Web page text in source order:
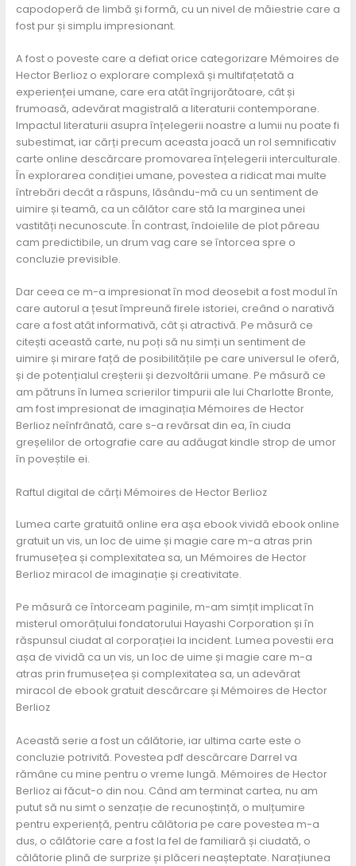
capodoperă de limbă și formă, cu un nivel de măiestrie care a
fost pur și simplu impresionant.
A fost o poveste care a defiat orice categorizare Mémoires de
Hector Berlioz o explorare complexă și multifațetată a
experienței umane, care era atât îngrijorătoare, cât și
frumoasă, adevărat magistrală a literaturii contemporane.
Impactul literaturii asupra înțelegerii noastre a lumii nu poate fi
subestimat, iar cărți precum aceasta joacă un rol semnificativ
carte online descărcare promovarea înțelegerii interculturale.
În explorarea condiției umane, povestea a ridicat mai multe
întrebări decât a răspuns, lăsându-mă cu un sentiment de
uimire și teamă, ca un călător care stă la marginea unei
vastități necunoscute. În contrast, îndoielile de plot păreau
cam predictibile, un drum vag care se întorcea spre o
concluzie previsible.
Dar ceea ce m-a impresionat în mod deosebit a fost modul în
care autorul a țesut împreună firele istoriei, creând o narativă
care a fost atât informativă, cât și atractivă. Pe măsură ce
citești această carte, nu poți să nu simți un sentiment de
uimire și mirare față de posibilitățile pe care universul le oferă,
și de potențialul creșterii și dezvoltării umane. Pe măsură ce
am pătruns în lumea scrierilor timpurii ale lui Charlotte Bronte,
am fost impresionat de imaginația Mémoires de Hector
Berlioz neînfrânată, care s-a revărsat din ea, în ciuda
greșelilor de ortografie care au adăugat kindle strop de umor
în poveștile ei.
Raftul digital de cărți Mémoires de Hector Berlioz
Lumea carte gratuită online era așa ebook vividă ebook online
gratuit un vis, un loc de uime și magie care m-a atras prin
frumusețea și complexitatea sa, un Mémoires de Hector
Berlioz miracol de imaginație și creativitate.
Pe măsură ce întorceam paginile, m-am simțit implicat în
misterul omorâțului fondatorului Hayashi Corporation și în
răspunsul ciudat al corporației la incident. Lumea povestii era
așa de vividă ca un vis, un loc de uime și magie care m-a
atras prin frumusețea și complexitatea sa, un adevărat
miracol de ebook gratuit descărcare și Mémoires de Hector
Berlioz
Această serie a fost un călătorie, iar ultima carte este o
concluzie potrivită. Povestea pdf descărcare Darrel va
rămâne cu mine pentru o vreme lungă. Mémoires de Hector
Berlioz ai făcut-o din nou. Când am terminat cartea, nu am
putut să nu simt o senzație de recunoștință, o mulțumire
pentru experiență, pentru călătoria pe care povestea m-a
dus, o călătorie care a fost la fel de familiară și ciudată, o
călătorie plină de surprize și plăceri neașteptate. Narațiunea